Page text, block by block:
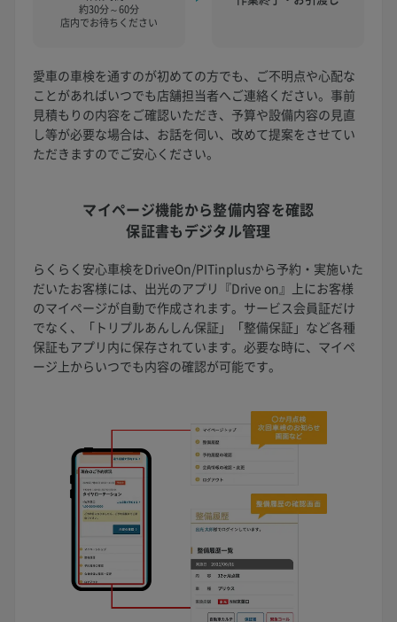
約30分～60分
店内でお待ちください
愛車の車検を通すのが初めての方でも、ご不明点や心配な
ことがあればいつでも店舗担当者へご連絡ください。事前
見積もりの内容をご確認いただき、予算や設備内容の見直
し等が必要な場合は、お話を伺い、改めて提案をさせてい
ただきますのでご安心ください。
マイページ機能から整備内容を確認
保証書もデジタル管理
らくらく安心車検をDriveOn/PITinplusから予約・実施いた
だいたお客様には、出光のアプリ『Drive on』上にお客様
のマイページが自動で作成されます。サービス会員証だけ
でなく、「トリプルあんしん保証」「整備保証」など各種
保証もアプリ内に保存されています。必要な時に、マイペ
ージ上からいつでも内容の確認が可能です。